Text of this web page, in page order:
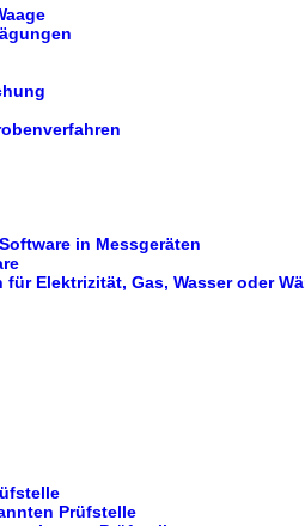
in Messgeräten
Elektrizität, Gas, Wasser oder
Prüfstelle